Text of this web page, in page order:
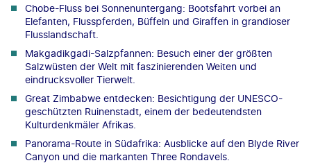
Chobe-Fluss bei Sonnenuntergang: Bootsfahrt vorbei an
Elefanten, Flusspferden, Büffeln und Giraffen in grandioser
Flusslandschaft.
Makgadikgadi-Salzpfannen: Besuch einer der größten
Salzwüsten der Welt mit faszinierenden Weiten und
eindrucksvoller Tierwelt.
Great Zimbabwe entdecken: Besichtigung der UNESCO-
geschützten Ruinenstadt, einem der bedeutendsten
Kulturdenkmäler Afrikas.
Panorama-Route in Südafrika: Ausblicke auf den Blyde River
Canyon und die markanten Three Rondavels.